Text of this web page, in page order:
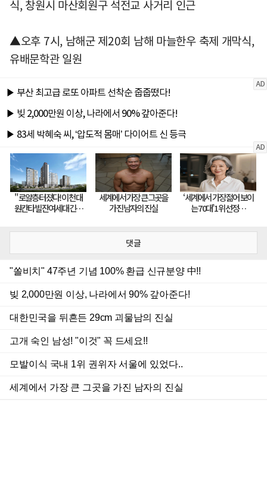
식, 창원시 마산회원구 석전교 사거리 인근
▲오후 7시, 남해군 제20회 남해 마늘한우 축제 개막식,
유배문학관 일원
댓글